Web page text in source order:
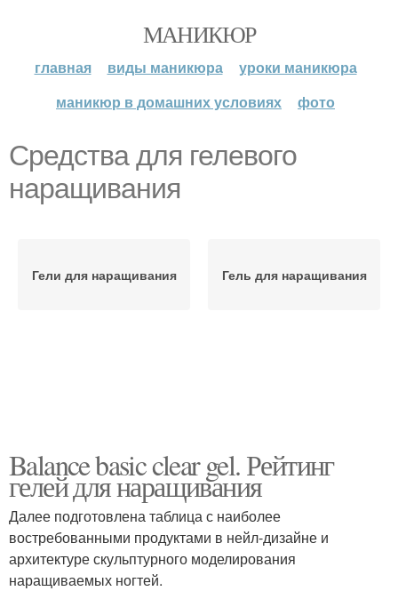
МАНИКЮР
главная виды маникюра
уроки маникюра
маникюр в домашних условиях
фото
Средства для гелевого
наращивания
Гели для наращивания Гель для наращивания
Balance basic clear gel. Рейтинг
гелей для наращивания
Далее подготовлена таблица с наиболее
востребованными продуктами в нейл-дизайне и
архитектуре скульптурного моделирования
наращиваемых ногтей.